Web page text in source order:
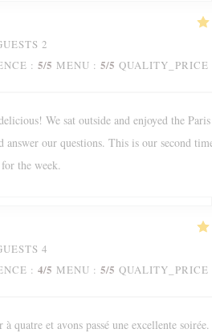
2
: 5/5 MENU : 5/5 QUALITY_PRICE
We sat outside and enjoyed the
answer our questions. This is our second
the week.
4
: 4/5 MENU : 5/5 QUALITY_PRICE
à quatre et avons passé une excellente